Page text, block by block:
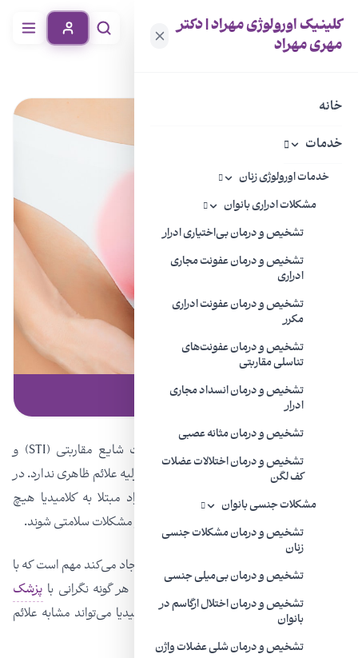
کلینیک اورولوژی مهراد | دکتر
مهری مهراد
خانه
خدمات
خدمات اورولوژی زنان
مشکلات ادراری بانوان
تشخیص و درمان بی‌اختیاری ادرار
تشخیص و درمان عفونت مجاری
ادراری
تشخیص و درمان عفونت ادراری
مکرر
تشخیص و درمان عفونت‌های
تناسلی مقاربتی
تشخیص و درمان انسداد مجاری
ادرار
تشخیص و درمان مثانه عصبی
تشخیص و درمان اختلالات عضلات
کف لگن
مشکلات جنسی بانوان
تشخیص و درمان مشکلات جنسی
زنان
تشخیص و درمان بی‌میلی جنسی
تشخیص و درمان اختلال ارگاسم در
بانوان
تشخیص و درمان شلی عضلات واژن
بدون دسته‌بندی | ۲۱ دی ۱۴۰۱
عفونت کلامیدیا
کلامیدیا (انگلیسی: Chlamydia) یک عفونت شایع مقاربتی (STI) و
عاملش باکتری است. این عفونت در مراحل اولیه علائم ظاهری ندارد. در
واقع، تخمین زده می‌شود که ۹۶-۴۰٪ افراد مبتلا به کلامیدیا هیچ
علامتی ندارند ولی باز هم می‌توانند بعداً دچار مشکلات سلامتی شوند.
چون کلامیدیای درمان نشده عوارض جدی ایجاد می‌کند مهم است که با
انجام منظم غربالگری‌ها و در صورت داشتن هر گونه نگرانی با پزشک
متخصص اورولوژیصحبت کنید. علائم کلامیدیا می‌تواند مشابه علائم
سایر بیماری‌های مقاربتی باشد.